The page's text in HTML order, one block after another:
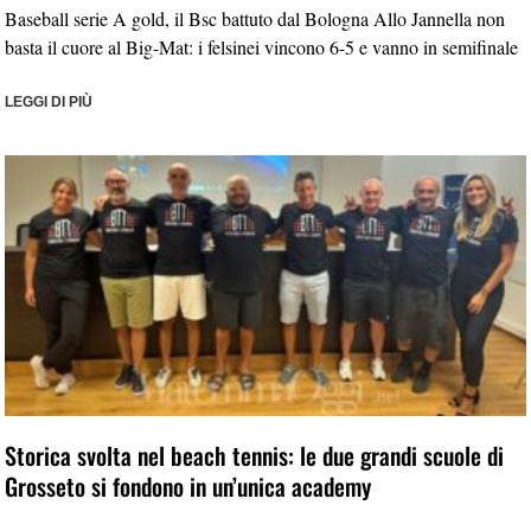
Baseball serie A gold, il Bsc battuto dal Bologna Allo Jannella non
basta il cuore al Big-Mat: i felsinei vincono 6-5 e vanno in semifinale
LEGGI DI PIÙ
Storica svolta nel beach tennis: le due grandi scuole di
Grosseto si fondono in un’unica academy